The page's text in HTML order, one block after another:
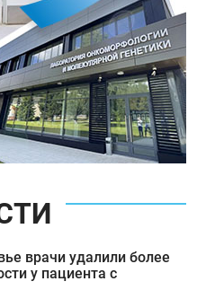
врачи удалили более
у пациента с